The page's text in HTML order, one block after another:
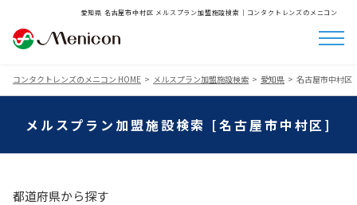
愛知県 名古屋市中村区 メルスプラン加盟施設検索│コンタクトレンズのメニコン
コンタクトレンズのメニコン HOME メルスプラン加盟施設検索 愛知県 名古屋市中村区
メルスプラン加盟施設検索 [名古屋市中村区]
都道府県から探す